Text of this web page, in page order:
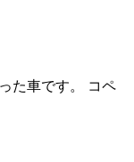
た車です。 コペ